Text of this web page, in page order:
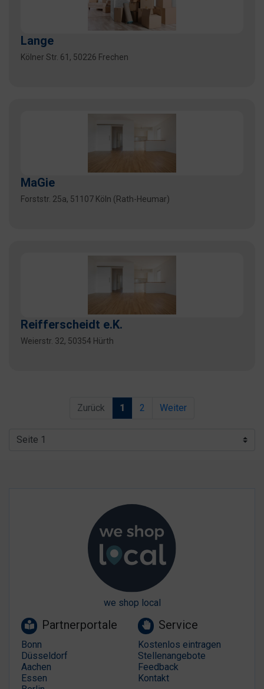
Lange
Kölner Str. 61, 50226 Frechen
MaGie
Forststr. 25a, 51107 Köln (Rath-Heumar)
Reifferscheidt e.K.
Weierstr. 32, 50354 Hürth
Zurück 1 2 Weiter
we shop local
Partnerportale
Bonn
Düsseldorf
Aachen
Essen
Service
Kostenlos eintragen
Stellenangebote
Feedback
Kontakt